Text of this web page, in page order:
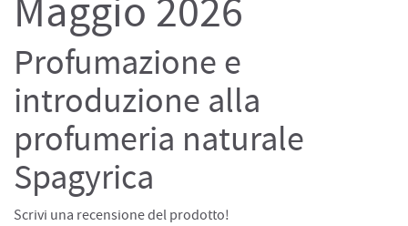
Maggio 2026
Profumazione e
introduzione alla
profumeria naturale
Spagyrica
Scrivi una recensione del prodotto!